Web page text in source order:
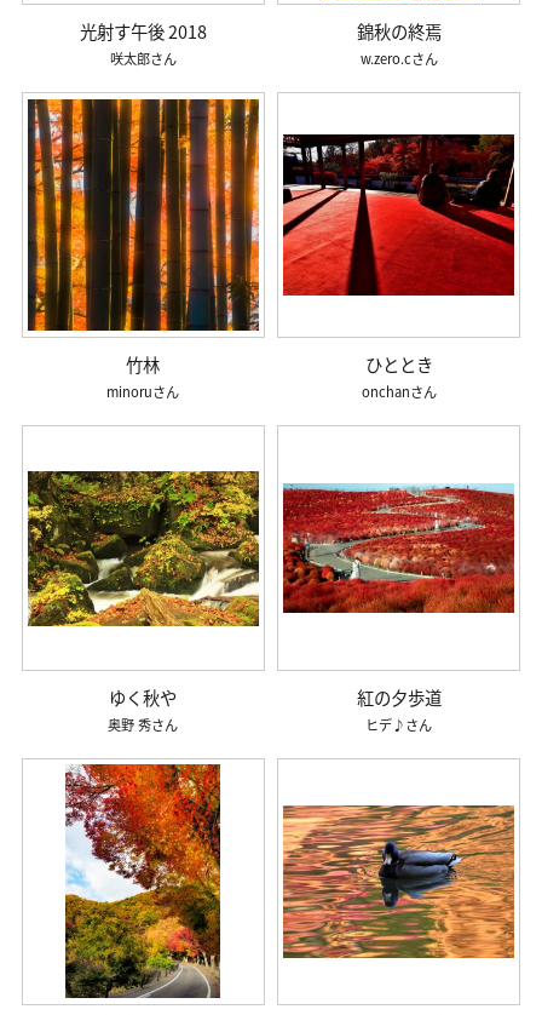
光射す午後 2018
咲太郎
錦秋の終焉
w.zero.c
竹林
minoru
ひととき
onchan
ゆく秋や
奥野 秀
紅の夕歩道
ヒデ♪